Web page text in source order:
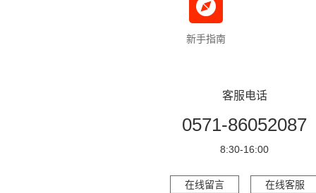
新手指南
客服电话
0571-86052087
8:30-16:00
在线留言 在线客服